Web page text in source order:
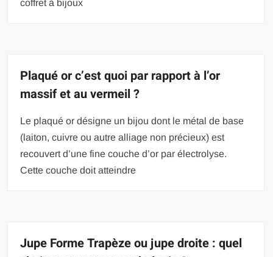
coffret à bijoux
Plaqué or c’est quoi par rapport à l’or
massif et au vermeil ?
Le plaqué or désigne un bijou dont le métal de base
(laiton, cuivre ou autre alliage non précieux) est
recouvert d’une fine couche d’or par électrolyse.
Cette couche doit atteindre
Jupe Forme Trapèze ou jupe droite : quel